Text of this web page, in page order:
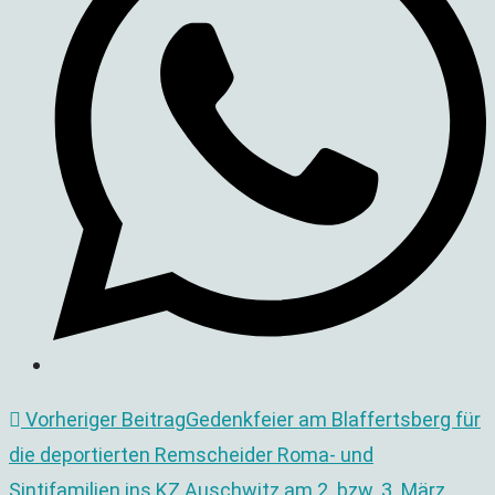
Fenster
Weitere
Artikel
Vorheriger BeitragGedenkfeier am Blaffertsberg für
die deportierten Remscheider Roma- und
Sintifamilien ins KZ Auschwitz am 2. bzw. 3. März